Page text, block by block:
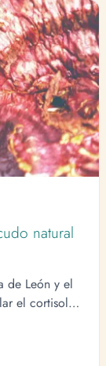
natural
de León y el
el cortisol y